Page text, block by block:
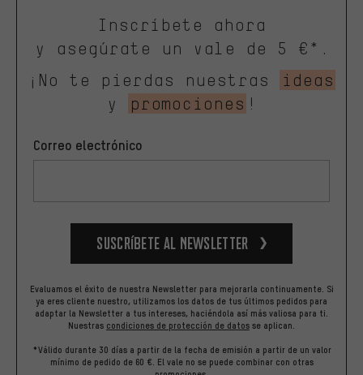
Inscríbete ahora
y asegúrate un vale de 5 €*.
¡No te pierdas nuestras
ideas
y
promociones !
Correo electrónico
Suscríbete al newsletter
Evaluamos el éxito de nuestra Newsletter para mejorarla continuamente. Si
ya eres cliente nuestro, utilizamos los datos de tus últimos pedidos para
adaptar la Newsletter a tus intereses, haciéndola así más valiosa para ti.
Nuestras condiciones de protección de datos se aplican.
*Válido durante 30 días a partir de la fecha de emisión a partir de un valor
mínimo de pedido de 60 €. El vale no se puede combinar con otras